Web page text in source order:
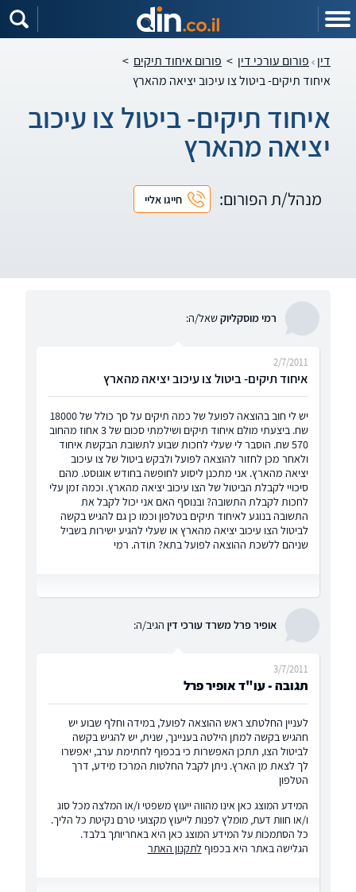
דין פורום עורכי דין > פורום איחוד תיקים >
איחוד תיקים- ביטול צו עיכוב יציאה מהארץ
איחוד תיקים- ביטול צו עיכוב
יציאה מהארץ
מנהל/ת הפורום: חייגו אליי
רמי מוסקליוקשאל/ה:
איחוד תיקים- ביטול צו עיכוב יציאה מהארץ
2/7/2011
יש לי חוב בהוצאה לפועל של כמה תיקים על סך כולל של 18000
שח. ביצעתי מולם איחוד תיקים ושילמתי סכום של 3 אחוז מהחוב
570 שח. הוסבר לי שעלי לחכות שבוע לתשובת הבקשת איחוד
ולאחר מכן לחזור להוצאה לפועל ולבקש ביטול של צו עיכוב
יציאה מהארץ. אני מתכנן ליסוע לחופשה בחודש אוגוסט. מהם
סיכויי לקבלת הביטול של הצו עיכוב יציאה מהארץ. וכמה זמן עלי
לחכות לקבלת התשובה? ובנוסף האם אני יכול לקבל את
התשובה בנוגע לאיחוד תיקים בטלפון וכמו כן גם להגיש בקשה
לביטול הצו עיכוב יציאה מהארץ או שעלי להגיע ישירות בשביל
שניהם ללשכת ההוצאה לפועל בתא? תודה. רמי
אופיר פרל משרד עורכי דין הגיב/ה:
תגובה - עו"ד אופיר פרל
3/7/2011
לעניין החלטתצ ראש ההוצאה לפועל, במידה וחלף שבוע יש
חהגיש בקשה למתן הילטה בעניינך, שנית, יש להגיש בקשה
לביטול הצו, תתכן האפשרות כי בכפוף לחתימת ערב, יאפשרו
לך לצאת מן הארץ. ניתן לקבל החלטות המרכז מידע, דרך
הטלפון
המידע המוצג כאן אינו מהווה ייעוץ משפטי ו/או המלצה מכל סוג
ו/או חוות דעת, מומלץ לפנות לייעוץ מקצועי טרם נקיטת כל הליך.
כל הסתמכות על המידע המוצג כאן היא באחריותך בלבד.
הגלישה באתר היא בכפוף לתקנון האתר